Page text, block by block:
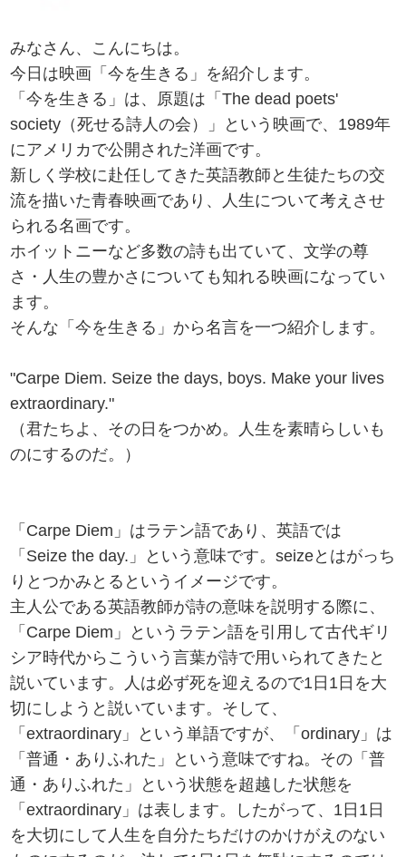
みなさん、こんにちは。
今日は映画「今を生きる」を紹介します。
「今を生きる」は、原題は「The dead poets'
society（死せる詩人の会）」という映画で、1989年
にアメリカで公開された洋画です。
新しく学校に赴任してきた英語教師と生徒たちの交
流を描いた青春映画であり、人生について考えさせ
られる名画です。
ホイットニーなど多数の詩も出ていて、文学の尊
さ・人生の豊かさについても知れる映画になってい
ます。
そんな「今を生きる」から名言を一つ紹介します。
"Carpe Diem. Seize the days, boys. Make your lives
extraordinary."
（君たちよ、その日をつかめ。人生を素晴らしいも
のにするのだ。）
「Carpe Diem」はラテン語であり、英語では
「Seize the day.」という意味です。seizeとはがっち
りとつかみとるというイメージです。
主人公である英語教師が詩の意味を説明する際に、
「Carpe Diem」というラテン語を引用して古代ギリ
シア時代からこういう言葉が詩で用いられてきたと
説いています。人は必ず死を迎えるので1日1日を大
切にしようと説いています。そして、
「extraordinary」という単語ですが、「ordinary」は
「普通・ありふれた」という意味ですね。その「普
通・ありふれた」という状態を超越した状態を
「extraordinary」は表します。したがって、1日1日
を大切にして人生を自分たちだけのかけがえのない